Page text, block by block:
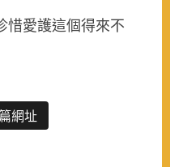
惜愛護這個得來不
網址